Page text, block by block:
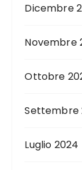
Dicembre
Novembre
Ottobre
Settembre
Luglio 2024